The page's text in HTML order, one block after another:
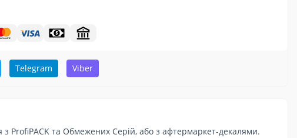
Telegram Viber
з ProfiPACK та Обмежених Серій, або з афтермаркет-декалями.